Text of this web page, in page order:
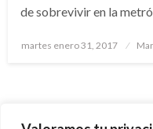
de sobrevivir en la
Publicado
martes enero 31, 2017
1 2